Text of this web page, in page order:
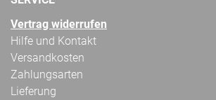
Vertrag widerrufen
Hilfe und Kontakt
Versandkosten
Zahlungsarten
Lieferung